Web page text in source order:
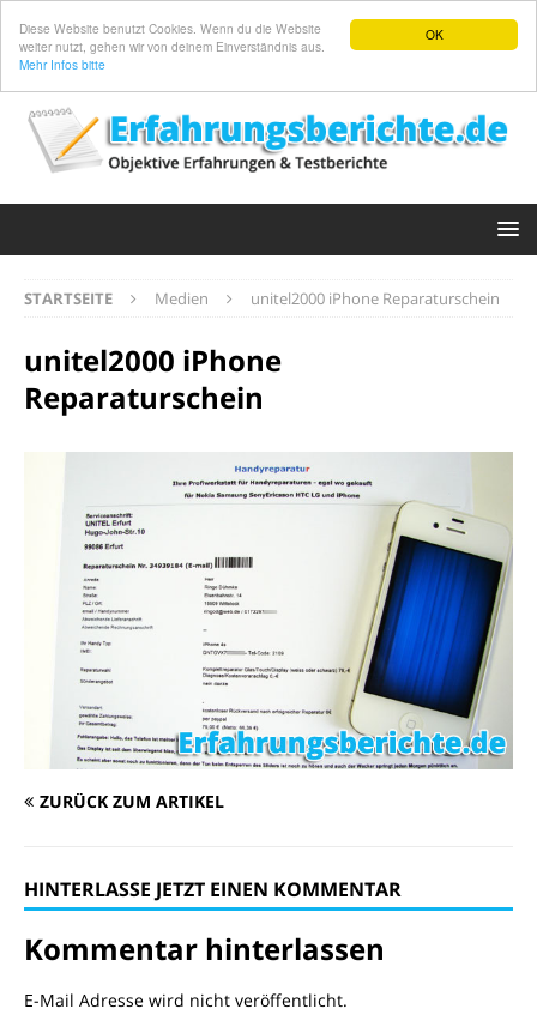
OK
Diese Website benutzt Cookies. Wenn du die Website
weiter nutzt, gehen wir von deinem Einverständnis aus.
Mehr Infos bitte
STARTSEITE Medien unitel2000 iPhone Reparaturschein
unitel2000 iPhone
Reparaturschein
ZURÜCK ZUM ARTIKEL
HINTERLASSE JETZT EINEN KOMMENTAR
Kommentar hinterlassen
E-Mail Adresse wird nicht veröffentlicht.